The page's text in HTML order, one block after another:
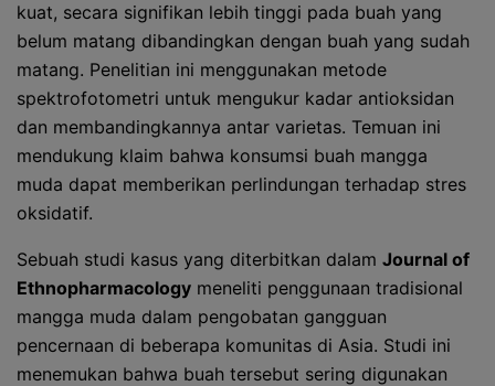
kuat, secara signifikan lebih tinggi pada buah yang
belum matang dibandingkan dengan buah yang sudah
matang. Penelitian ini menggunakan metode
spektrofotometri untuk mengukur kadar antioksidan
dan membandingkannya antar varietas. Temuan ini
mendukung klaim bahwa konsumsi buah mangga
muda dapat memberikan perlindungan terhadap stres
oksidatif.
Sebuah studi kasus yang diterbitkan dalam Journal of
Ethnopharmacology meneliti penggunaan tradisional
mangga muda dalam pengobatan gangguan
pencernaan di beberapa komunitas di Asia. Studi ini
menemukan bahwa buah tersebut sering digunakan